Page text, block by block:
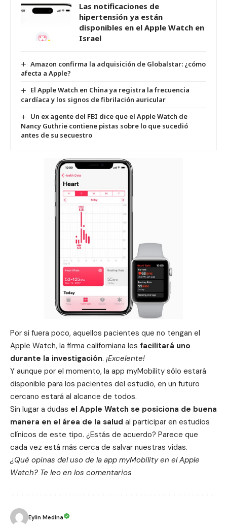
Las notificaciones de
hipertensión ya están
disponibles en el Apple Watch en
Israel
Amazon confirma la adquisición de Globalstar: ¿cómo
afecta a Apple?
El Apple Watch en China ya registra la frecuencia
cardíaca y los signos de fibrilación auricular
Un ex agente del FBI dice que el Apple Watch de
Nancy Guthrie contiene pistas sobre lo que sucedió
antes de su secuestro
Por si fuera poco, aquellos pacientes que no tengan el
Apple Watch, la firma californiana les facilitará uno
durante la investigación. ¡Excelente!
Y aunque por el momento, la app myMobility sólo estará
disponible para los pacientes del estudio, en un futuro
cercano estará al alcance de todos.
Sin lugar a dudas el Apple Watch se posiciona de buena
manera en el área de la salud al participar en estudios
clínicos de este tipo. ¿Estás de acuerdo? Parece que
cada vez está más cerca de salvar nuestras vidas.
¿Qué opinas del uso de la app myMobility en el Apple
Watch? Te leo en los comentarios
Eylin Medina